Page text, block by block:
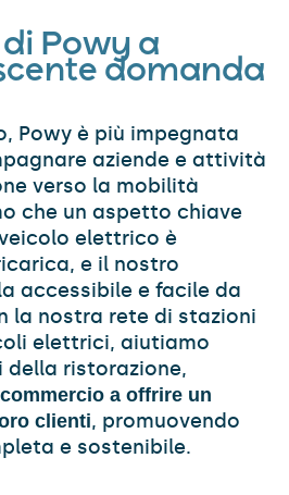
Powy a
domanda
Powy è più impegnata
aziende e attività
verso la mobilità
che un aspetto chiave
elettrico è
e il nostro
accessibile e facile da
la nostra rete di stazioni
elettrici, aiutiamo
della ristorazione,
a offrire un
clienti, promuovendo
e sostenibile.